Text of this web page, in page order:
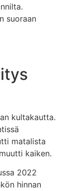
suoraan
kultakautta.
matalista
kaiken.
2022
hinnan